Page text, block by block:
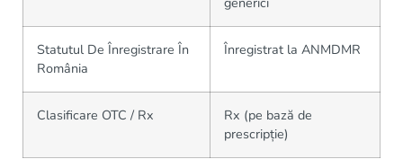
Statutul De Înregistrare În
România
Înregistrat la ANMDMR
Clasificare OTC / Rx
Rx (pe bază de
prescripție)